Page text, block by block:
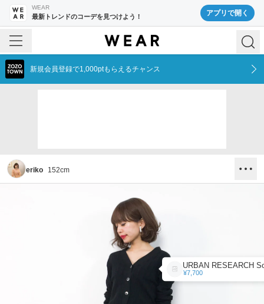
WEAR
最新トレンドのコーデを見つけよう！ アプリで開く
新規会員登録で1,000ptもらえるチャンス
eriko 152cm
¥7,700